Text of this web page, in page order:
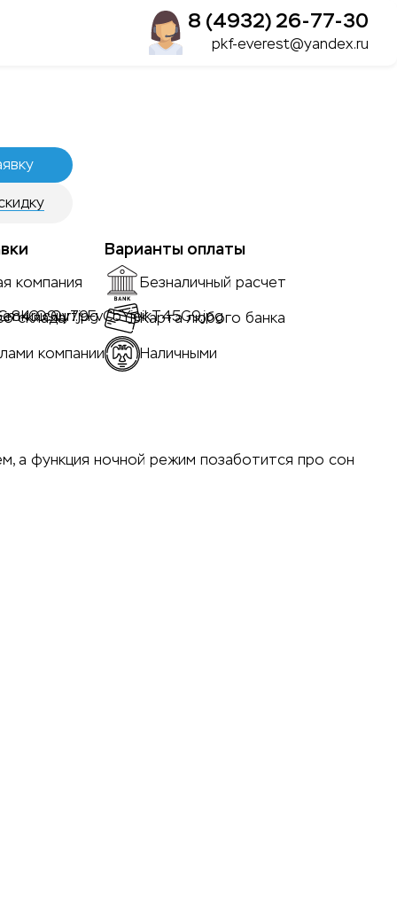
8 (4932) 26-77-30
pkf-everest@yandex.ru
компания
склада
компании
Варианты оплаты
Безналичный расчет
Карта любого банка
Наличными
а функция ночной режим позаботится про сон